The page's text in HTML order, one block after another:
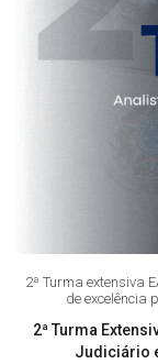
2ª Turma extensiva
de excelência
2ª Turma
Judiciário